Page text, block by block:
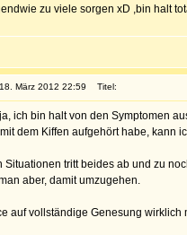
zu viele sorgen xD ,bin halt
März 2012 22:59 Titel:
ich bin halt von den Symptomen
dem Kiffen aufgehört habe, kann
Situationen tritt beides ab und zu
aber, damit umzugehen.
auf vollständige Genesung wirklich